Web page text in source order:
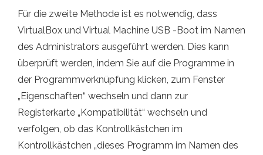
Für die zweite Methode ist es notwendig, dass
VirtualBox und Virtual Machine USB -Boot im Namen
des Administrators ausgeführt werden. Dies kann
überprüft werden, indem Sie auf die Programme in
der Programmverknüpfung klicken, zum Fenster
„Eigenschaften“ wechseln und dann zur
Registerkarte „Kompatibilität“ wechseln und
verfolgen, ob das Kontrollkästchen im
Kontrollkästchen „dieses Programm im Namen des